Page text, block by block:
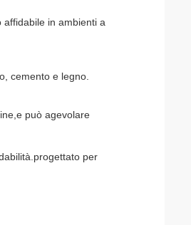
in ambienti a
cemento e legno.
può agevolare
per